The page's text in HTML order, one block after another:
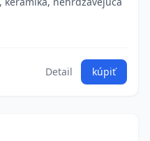
Detail kúpiť